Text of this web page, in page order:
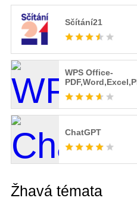
Sčítání21
WPS Office-
ChatGPT
Žhavá témata